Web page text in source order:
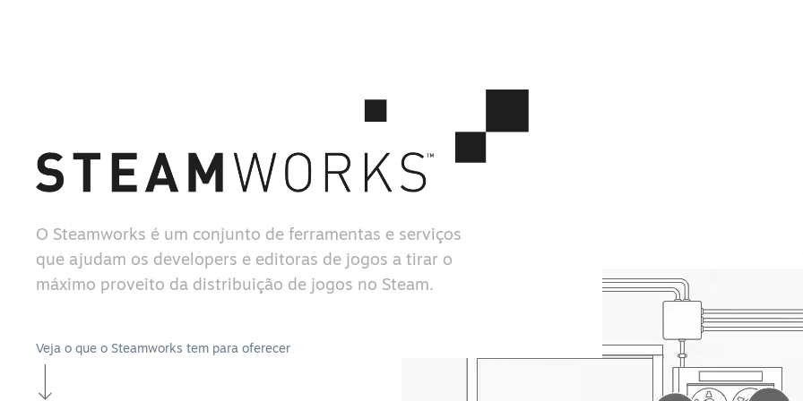
O Steamworks é um conjunto de ferramentas e serviços
que ajudam os developers e editoras de jogos a tirar o
máximo proveito da distribuição de jogos no Steam.
Veja o que o Steamworks tem para oferecer